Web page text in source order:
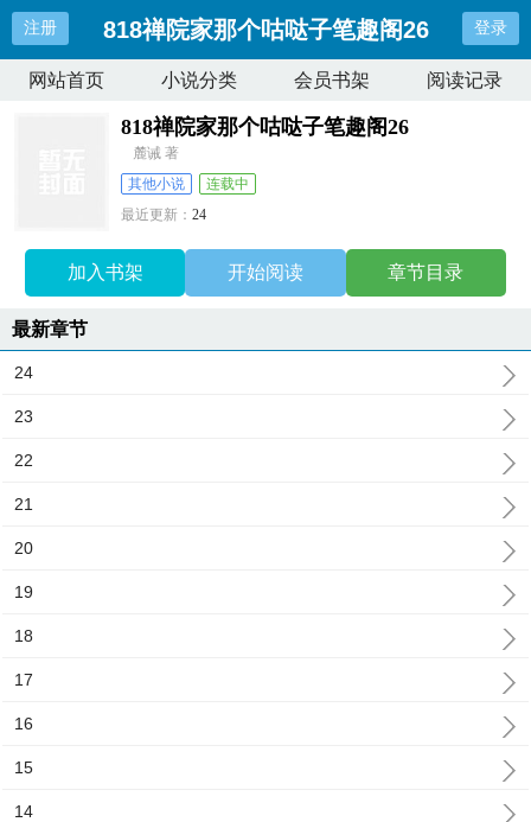
注册 818禅院家那个咕哒子笔趣阁26 登录
网站首页 小说分类 会员书架 阅读记录
818禅院家那个咕哒子笔趣阁26
麓诫 著
其他小说
连载中
最近更新：24
加入书架 开始阅读 章节目录
最新章节
24
23
22
21
20
19
18
17
16
15
14